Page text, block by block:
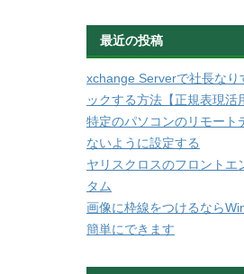
最近の投稿
xchange Serverで社長なり
ックする方法【正規表現活
特定のパソコンのリモート
ないように設定する
ヤリスクロスのフロントエ
タム
画像に枠線をつけるなら
簡単にできます